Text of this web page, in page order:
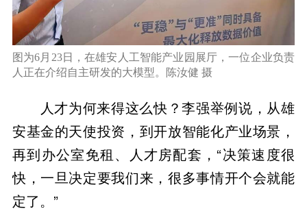
图为6月23日，在雄安人工智能产业园展厅，一位企业负责
人正在介绍自主研发的大模型。陈汝健 摄
人才为何来得这么快？李强举例说，从雄
安基金的天使投资，到开放智能化产业场景，
再到办公室免租、人才房配套，“决策速度很
快，一旦决定要我们来，很多事情开个会就能
定了。”